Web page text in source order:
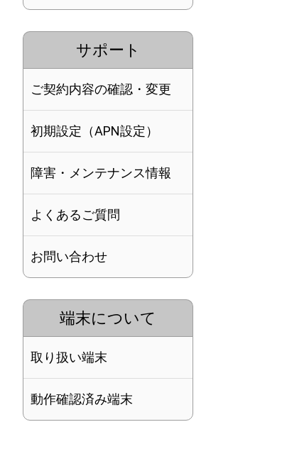
サポート
ご契約内容の確認・変更
初期設定（APN設定）
障害・メンテナンス情報
よくあるご質問
お問い合わせ
端末について
取り扱い端末
動作確認済み端末